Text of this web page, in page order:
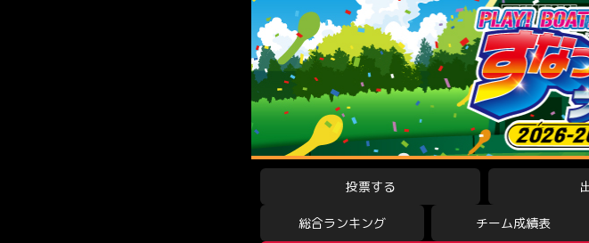
投票する
総合ランキング チーム成績表